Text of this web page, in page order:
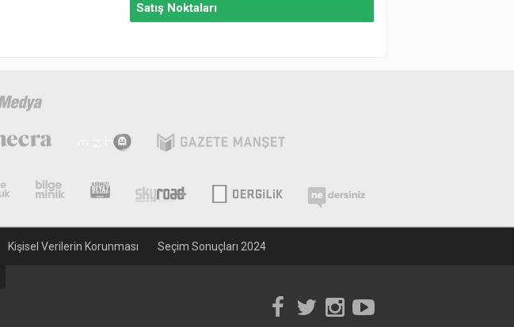
Satış Noktaları
Kişisel Verilerin Korunması Seçim Sonuçları 2024